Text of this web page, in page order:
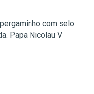
com selo
Papa Nicolau V